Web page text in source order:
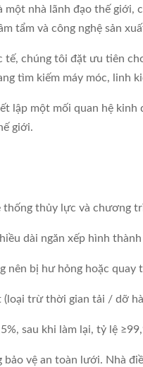
một nhà lãnh đạo thế
tẩm và công nghệ sản
tế, chúng tôi đặt ưu tiên
tìm kiếm máy móc, linh
lập một mối quan hệ
giới.
thống thủy lực và chương
dài ngăn xếp hình
nên bị hư hỏng hoặc
(loại trừ thời gian tải / dỡ
sau khi làm lại, tỷ lệ
bảo vệ an toàn lưới. Nhà